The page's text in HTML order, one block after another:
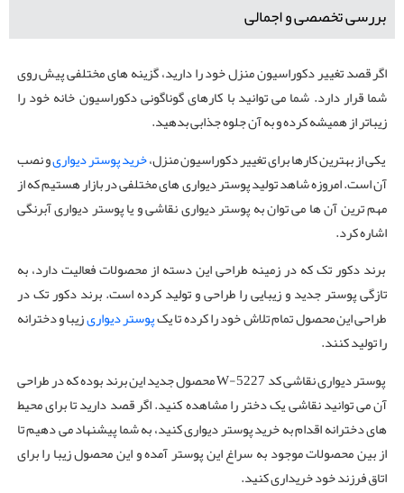
بررسی تخصصی و اجمالی
اگر قصد تغییر دکوراسیون منزل خود را دارید، گزینه های مختلفی پیش روی
شما قرار دارد. شما می توانید با کارهای گوناگونی دکوراسیون خانه خود را
زیباتر از همیشه کرده و به آن جلوه جذابی بدهید.
یکی از بهترین کارها برای تغییر دکوراسیون منزل،خرید پوستر دیواریو نصب
آن است. امروزه شاهد تولید پوستر دیواری های مختلفی در بازار هستیم که از
مهم ترین آن ها می توان به پوستر دیواری نقاشی و یا پوستر دیواری آبرنگی
اشاره کرد.
برند دکور تک که در زمینه طراحی این دسته از محصولات فعالیت دارد، به
تازگی پوستر جدید و زیبایی را طراحی و تولید کرده است. برند دکور تک در
طراحی این محصول تمام تلاش خود را کرده تا یکپوستر دیواریزیبا و دخترانه
را تولید کنند.
پوستر دیواری نقاشی کد W-5227 محصول جدید این برند بوده که در طراحی
آن می توانید نقاشی یک دختر را مشاهده کنید. اگر قصد دارید تا برای محیط
های دخترانه اقدام به خرید پوستر دیواری کنید، به شما پیشنهاد می دهیم تا
از بین محصولات موجود به سراغ این پوستر آمده و این محصول زیبا را برای
اتاق فرزند خود خریداری کنید.